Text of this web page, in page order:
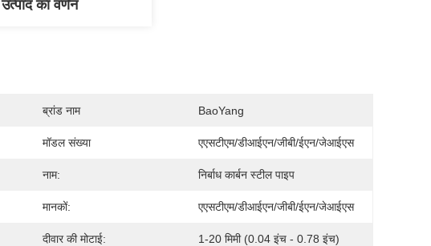
उत्पाद का वर्णन
ब्रांड नाम BaoYang
मॉडल संख्या एएसटीएम/डीआईएन/जीबी/ईएन/जेआईएस
नाम: निर्बाध कार्बन स्टील पाइप
मानकों: एएसटीएम/डीआईएन/जीबी/ईएन/जेआईएस
दीवार की मोटाई: 1-20 मिमी (0.04 इंच - 0.78 इंच)